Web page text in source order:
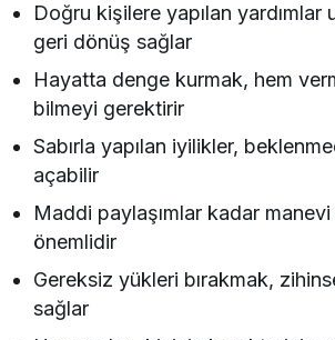
Doğru kişilere yapılan yardımlar
geri dönüş sağlar
Hayatta denge kurmak, hem
bilmeyi gerektirir
Sabırla yapılan iyilikler,
açabilir
Maddi paylaşımlar kadar
önemlidir
Gereksiz yükleri bırakmak,
sağlar